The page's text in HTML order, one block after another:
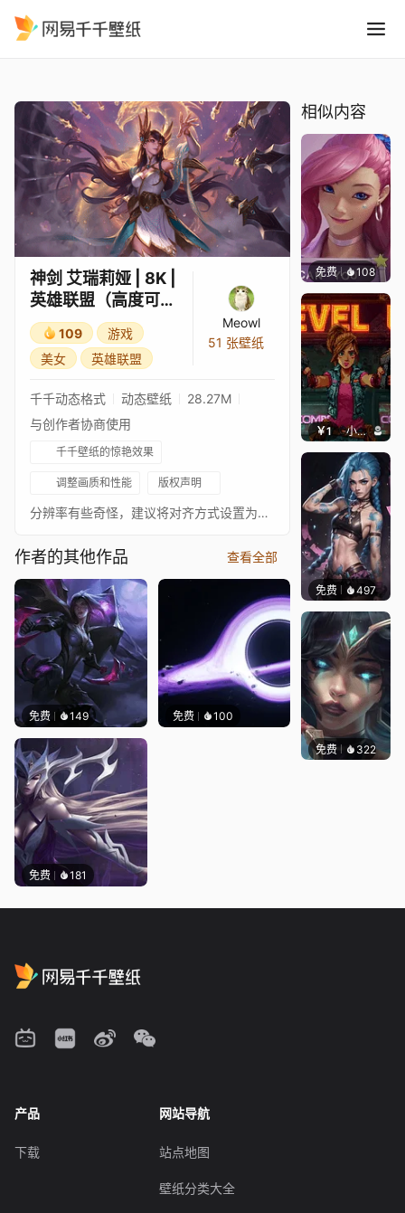
神剑 艾瑞莉娅 | 8K |
英雄联盟（高度可定
制）
109
游戏
美女
英雄联盟
Meowl
51 张壁纸
千千动态格式 动态壁纸
28.27M
与创作者协商使用
千千壁纸的惊艳效果
调整画质和性能 版权声明
分辨率有些奇怪，建议将对齐方式设置为拉伸或位置设为0以获得最佳体验！Bo Chen 的作品 | https://www.artstation.com/artwork/G4N0Q==============================================关注以获取更多精彩内容！如果你喜欢我的作品，欢迎👍点赞并添加到你的⭐收藏夹！想帮助我创作更多壁纸？请考虑捐赠。[paypal.me]
作者的其他作品 查看全部
免费 149 免费 100
免费 181
相似内容
免费 108Melon
￥1 小鹿子
免费 497Kyllar
免费 322
｡
产品
下载
网站导航
站点地图
壁纸分类大全